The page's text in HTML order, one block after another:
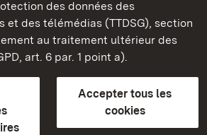
des données des
et des télémédias (TTDSG), section
au traitement ultérieur des
art. 6 par. 1 point a).
Accepter tous les
cookies
légalesProtection des données
Seiten)